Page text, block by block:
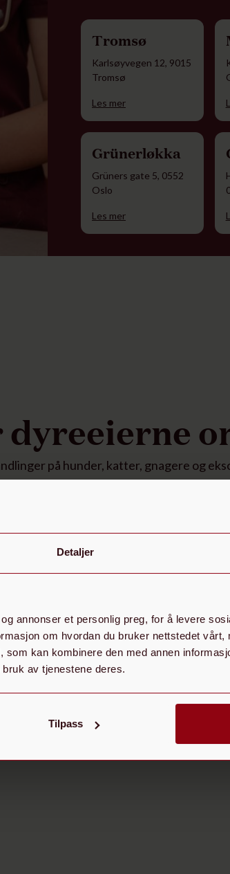
Detaljer
annonser et personlig preg, for å levere
om hvordan du bruker nettstedet vårt,
kan kombinere den med annen
av tjenestene deres.
Tilpass
Tromsø
Karlsøyvegen 12, 9015
Tromsø
Les mer
Grünerløkka
Grüners gate 5, 0552
Oslo
Les mer
på hunder, katter, gnagere og
og hyggelig sted. Dyktig og
Vi følte oss trygge og godt ivaretatt.